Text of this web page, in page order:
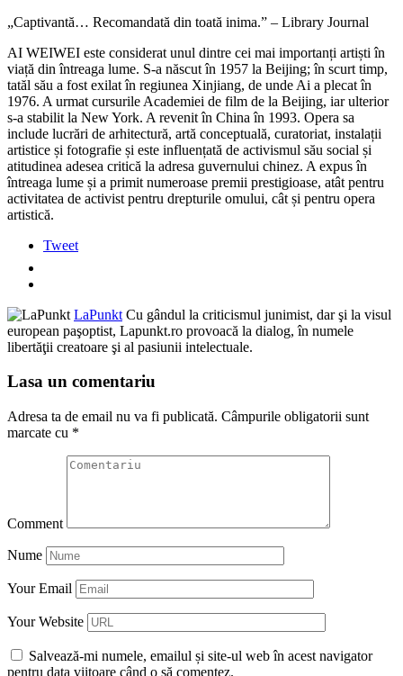
„Captivantă… Recomandată din toată inima.” – Library Journal
AI WEIWEI este considerat unul dintre cei mai importanți artiști în
viață din întreaga lume. S-a născut în 1957 la Beijing; în scurt timp,
tatăl său a fost exilat în regiunea Xinjiang, de unde Ai a plecat în
1976. A urmat cursurile Academiei de film de la Beijing, iar ulterior
s-a stabilit la New York. A revenit în China în 1993. Opera sa
include lucrări de arhitectură, artă conceptuală, curatoriat, instalații
artistice și fotografie și este influențată de activismul său social și
atitudinea adesea critică la adresa guvernului chinez. A expus în
întreaga lume și a primit numeroase premii prestigioase, atât pentru
activitatea de activist pentru drepturile omului, cât și pentru opera
artistică.
Tweet
LaPunkt Cu gândul la criticismul junimist, dar şi la visul
european paşoptist, Lapunkt.ro provoacă la dialog, în numele
libertăţii creatoare şi al pasiunii intelectuale.
Lasa un comentariu
Adresa ta de email nu va fi publicată. Câmpurile obligatorii sunt
marcate cu *
Comment
Nume
Your Email
Your Website
Salvează-mi numele, emailul și site-ul web în acest navigator
pentru data viitoare când o să comentez.